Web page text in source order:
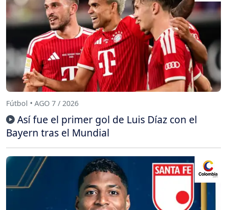
Fútbol • AGO 7 / 2026
Así fue el primer gol de Luis Díaz con el
Bayern tras el Mundial